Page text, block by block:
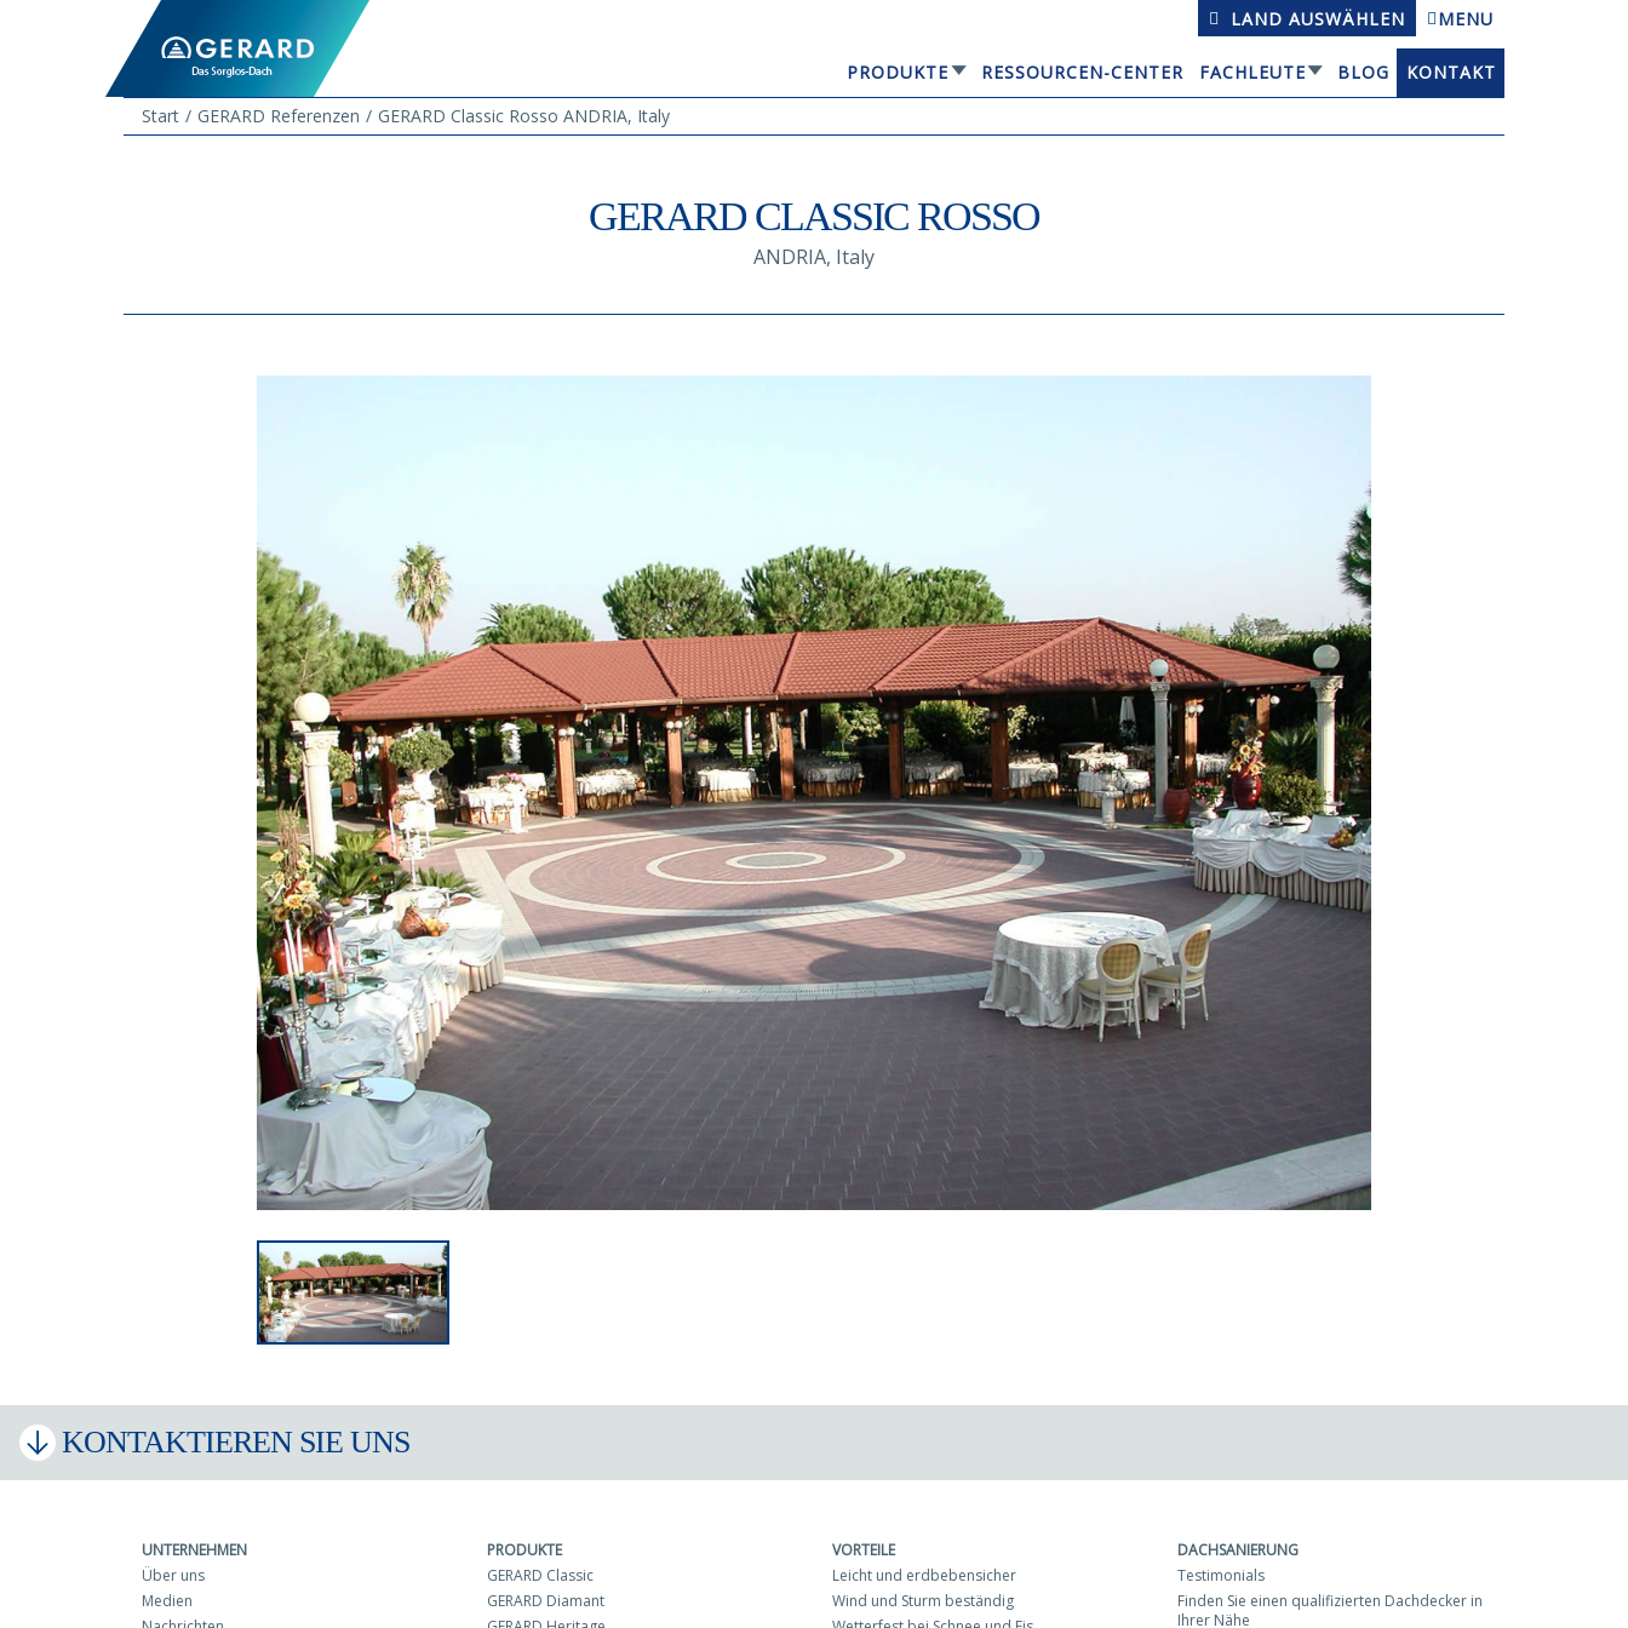
LAND AUSWÄHLEN MENU
PRODUKTE RESSOURCEN-CENTER FACHLEUTE BLOG
KONTAKT
Start
GERARD Referenzen GERARD Classic Rosso ANDRIA, Italy
GERARD CLASSIC ROSSO
ANDRIA, Italy
KONTAKTIEREN SIE UNS
UNTERNEHMEN
Über uns
Medien
PRODUKTE
GERARD Classic
GERARD Diamant
VORTEILE
Leicht und erdbebensicher
Wind und Sturm beständig
DACHSANIERUNG
Testimonials
Finden Sie einen qualifizierten Dachdecker in
Ihrer Nähe